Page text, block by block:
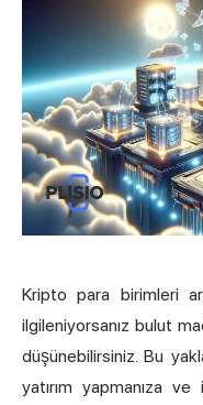
Kripto para birimleri
ilgileniyorsanız bulut
düşünebilirsiniz. Bu
yatırım yapmanıza